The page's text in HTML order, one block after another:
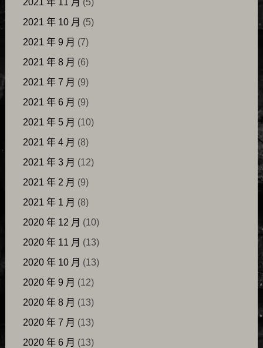
2021 年 11 月 (5)
2021 年 10 月 (5)
2021 年 9 月 (7)
2021 年 8 月 (6)
2021 年 7 月 (9)
2021 年 6 月 (9)
2021 年 5 月 (10)
2021 年 4 月 (8)
2021 年 3 月 (12)
2021 年 2 月 (9)
2021 年 1 月 (8)
2020 年 12 月 (10)
2020 年 11 月 (13)
2020 年 10 月 (13)
2020 年 9 月 (12)
2020 年 8 月 (13)
2020 年 7 月 (13)
2020 年 6 月 (13)